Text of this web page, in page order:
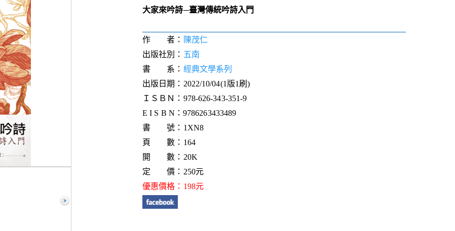
大家來吟詩─臺灣傳統吟詩入門
作 者： 陳茂仁
出版社別： 五南
書 系： 經典文學系列
出版日期：2022/10/04(1版1刷)
ＩＳＢＮ：978-626-343-351-9
E I S B N：9786263433489
書 號：1XN8
頁 數：164
開 數：20K
定 價：250元
優惠價格：198元